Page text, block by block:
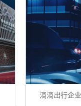
滴滴出行企